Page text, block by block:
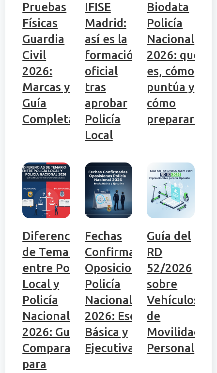
Pruebas
Físicas
Guardia
Civil
2026:
Marcas y
Guía
Completa
IFISE
Madrid:
así es la
formación
oficial
tras
aprobar
Policía
Local
Biodata
Policía
Nacional
2026: qué
es, cómo
puntúa y
cómo
prepararlo
Diferencias
de Temario
entre Policía
Local y
Policía
Nacional
2026: Guía
Comparativa
para
Fechas
Confirmadas
Oposiciones
Policía
Nacional
2026: Escala
Básica y
Ejecutiva
Guía del
RD
52/2026
sobre
Vehículos
de
Movilidad
Personal